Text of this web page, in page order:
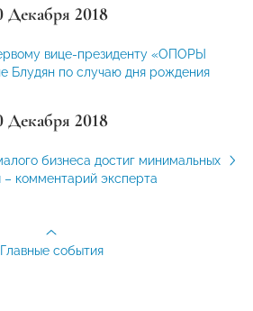
Декабря 2018
вице-президенту «ОПОРЫ
по случаю дня рождения
Декабря 2018
бизнеса достиг минимальных
– комментарий эксперта
Главные события